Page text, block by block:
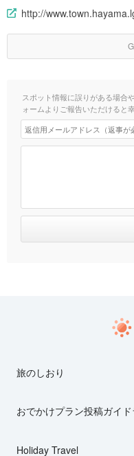
http://
スポット情報に誤りがある場合
ォームよりご報告いただけると幸
旅のしおり
おでかけプラン投稿ガイ
Holiday Travel